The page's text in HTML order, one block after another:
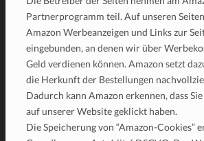
Partnerprogramm teil. Auf unseren
Amazon Werbeanzeigen und Links zur
eingebunden, an denen wir über
Geld verdienen können. Amazon setzt
die Herkunft der Bestellungen
Dadurch kann Amazon erkennen, dass
auf unserer Website geklickt haben.
Die Speicherung von “Amazon-Cookies”